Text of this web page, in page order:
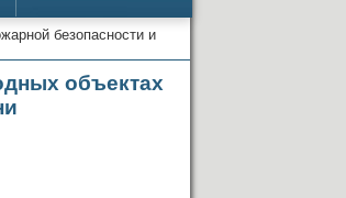
безопасности и
объектах